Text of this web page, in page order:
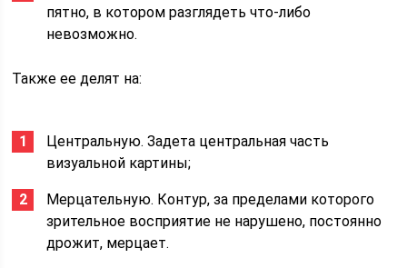
пятно, в котором разглядеть что-либо
невозможно.
Также ее делят на:
Центральную. Задета центральная часть
визуальной картины;
Мерцательную. Контур, за пределами которого
зрительное восприятие не нарушено, постоянно
дрожит, мерцает.